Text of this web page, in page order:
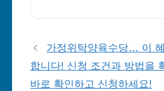
가정위탁양육수당… 이
합니다! 신청 조건과 방법을
바로 확인하고 신청하세요!